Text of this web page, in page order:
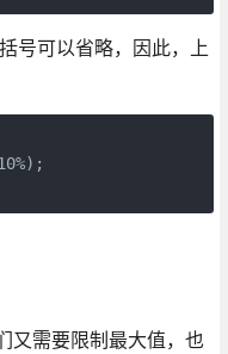
号可以省略，因此，上
又需要限制最大值，也